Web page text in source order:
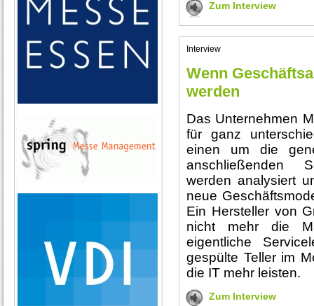
Zum Interview
Interview
Wenn
werden
Das Unternehmen
für ganz
einen um die
anschließenden
werden analysiert
neue
Ein Hersteller von
nicht mehr die
eigentliche
gespülte Teller im
die IT mehr leisten.
Zum Interview